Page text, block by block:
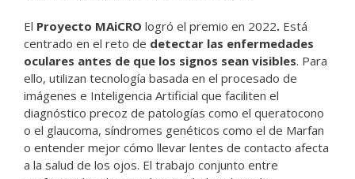
El Proyecto MAiCRO logró el premio en 2022. Está
centrado en el reto de detectar las enfermedades
oculares antes de que los signos sean visibles. Para
ello, utilizan tecnología basada en el procesado de
imágenes e Inteligencia Artificial que faciliten el
diagnóstico precoz de patologías como el queratocono
o el glaucoma, síndromes genéticos como el de Marfan
o entender mejor cómo llevar lentes de contacto afecta
a la salud de los ojos. El trabajo conjunto entre